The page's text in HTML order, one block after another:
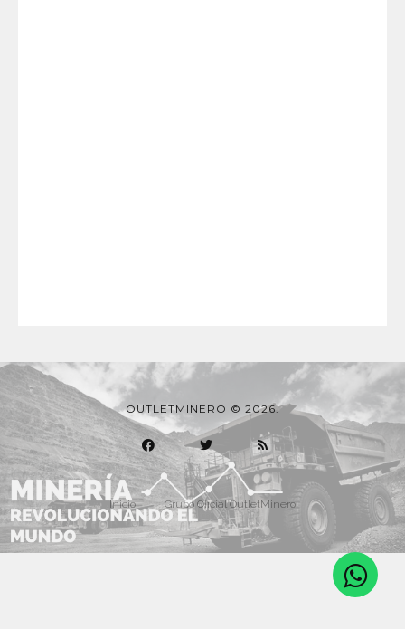
OUTLETMINERO © 2026.
Inicio Grupo Oficial OutletMinero